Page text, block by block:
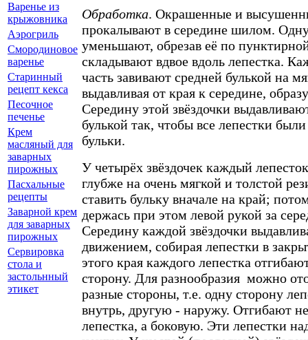
Обработка. Окрашенные и
прокалывают в середине шилом. Одну
уменьшают, обрезав её по
складывают вдвое вдоль лепестка.
часть завивают средней булькой на
выдавливая от края к середине,
Середину этой звёздочки
булькой так, чтобы все лепестки
бульки.
У четырёх звёздочек каждый
глубже на очень мягкой и толстой
ставить бульку вначале на край;
держась при этом левой рукой за
Середину каждой звёздочки
движением, собирая лепестки в
этого края каждого лепестка
сторону. Для разнообразия можно
разные стороны, т.е. одну сторону
внутрь, другую - наружу. Отгибают
лепестка, а боковую. Эти лепестки
Варенье из
крыжовника
Аэрогриль
Смородиновое
варенье
Старинный
рецепт кекса
Песочное
печенье
Крем
масляный для
заварных
пирожных
Пасхальные
рецепты
Заварной крем
для заварных
пирожных
Сервировка
стола и
застольнный
этикет